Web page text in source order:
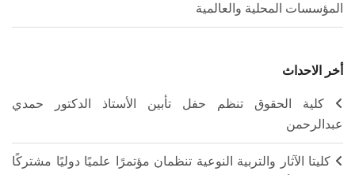
المؤسسات المحلية والعالمية
أخر الاحداث
كلية الحقوق تنظم حفل تأبين الأستاذ الدكتور حمدي
عبدالرحمن
كليتا الآثار والتربية النوعية تنظمان مؤتمرًا علميًا دوليًا مشتركًا